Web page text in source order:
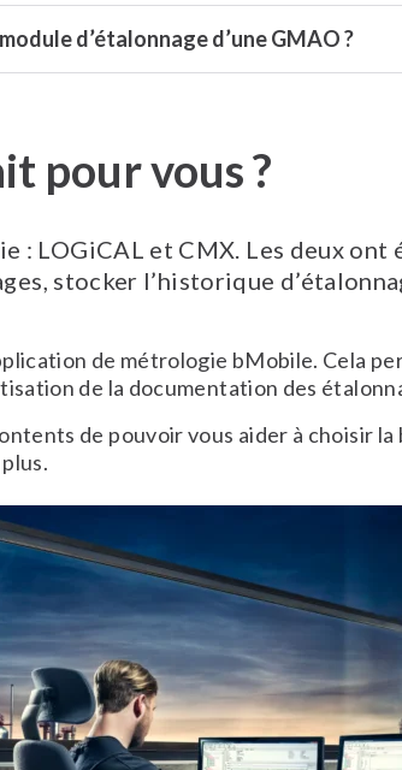
d’étalonnage d’une GMAO ?
pour vous ?
LOGiCAL et CMX. Les deux ont
stocker l’historique
de métrologie bMobile. Cela
de la documentation des
de pouvoir vous aider à choisir la